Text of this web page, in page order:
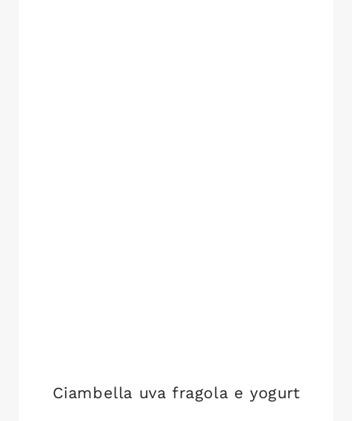
Ciambella uva fragola e yogurt